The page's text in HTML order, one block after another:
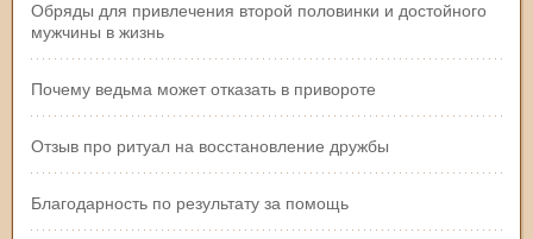
Обряды для привлечения второй половинки и достойного
мужчины в жизнь
Почему ведьма может отказать в привороте
Отзыв про ритуал на восстановление дружбы
Благодарность по результату за помощь